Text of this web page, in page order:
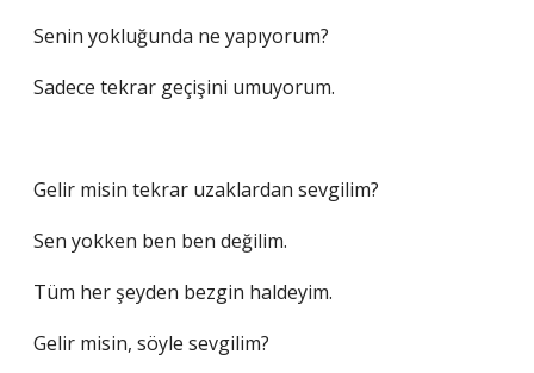
Senin yokluğunda ne yapıyorum?
Sadece tekrar geçişini umuyorum.
Gelir misin tekrar uzaklardan sevgilim?
Sen yokken ben ben değilim.
Tüm her şeyden bezgin haldeyim.
Gelir misin, söyle sevgilim?